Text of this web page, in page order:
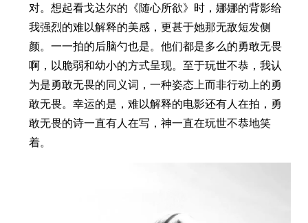
对。想起看戈达尔的《随心所欲》时，娜娜的背影给
我强烈的难以解释的美感，更甚于她那无敌短发侧
颜。一一拍的后脑勺也是。他们都是多么的勇敢无畏
啊，以脆弱和幼小的方式呈现。至于玩世不恭，我认
为是勇敢无畏的同义词，一种姿态上而非行动上的勇
敢无畏。幸运的是，难以解释的电影还有人在拍，勇
敢无畏的诗一直有人在写，神一直在玩世不恭地笑
着。